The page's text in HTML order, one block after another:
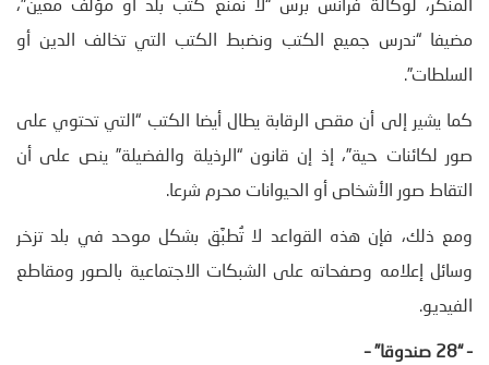
المنكر، لوكالة فرانس برس “لا نمنع كتب بلد أو مؤلف معين”،
مضيفا “ندرس جميع الكتب ونضبط الكتب التي تخالف الدين أو
السلطات”.
كما يشير إلى أن مقص الرقابة يطال أيضا الكتب “التي تحتوي على
صور لكائنات حية”، إذ إن قانون “الرذيلة والفضيلة” ينص على أن
التقاط صور الأشخاص أو الحيوانات محرم شرعا.
ومع ذلك، فإن هذه القواعد لا تُطبَّق بشكل موحد في بلد تزخر
وسائل إعلامه وصفحاته على الشبكات الاجتماعية بالصور ومقاطع
الفيديو.
– “28 صندوقا” –